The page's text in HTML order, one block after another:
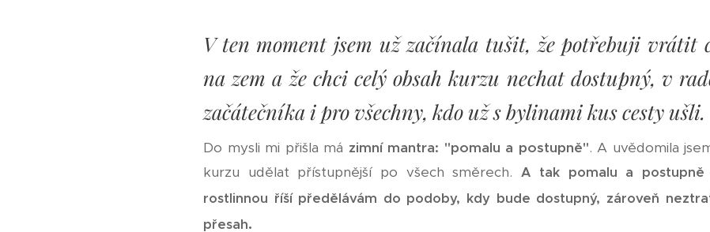
V ten moment jsem už začínala tušit, že potřebuji vrátit
na zem a že chci celý obsah kurzu nechat dostupný, v
začátečníka i pro všechny, kdo už s bylinami kus cesty ušli.
Do mysli mi přišla má zimní mantra: "pomalu a postupně". A uvědomila
kurzu udělat přístupnější po všech směrech.A tak pomalu a postupně
rostlinnou říší předělávám do podoby, kdy bude dostupný, zároveň
přesah.